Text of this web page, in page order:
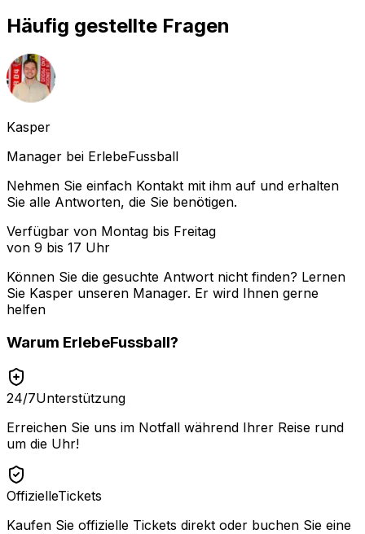
Häufig gestellte Fragen
Kasper
Manager bei ErlebeFussball
Nehmen Sie einfach Kontakt mit ihm auf und erhalten
Sie alle Antworten, die Sie benötigen.
Verfügbar von Montag bis Freitag
von 9 bis 17 Uhr
Können Sie die gesuchte Antwort nicht finden? Lernen
Sie Kasper unseren Manager. Er wird Ihnen gerne
helfen
Warum ErlebeFussball?
24/7Unterstützung
Erreichen Sie uns im Notfall während Ihrer Reise rund
um die Uhr!
OffizielleTickets
Kaufen Sie offizielle Tickets direkt oder buchen Sie eine